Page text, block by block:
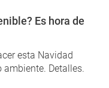
Es hora de
esta Navidad
Detalles.